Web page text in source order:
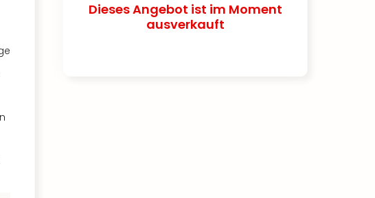
Dieses Angebot ist im Moment
ausverkauft